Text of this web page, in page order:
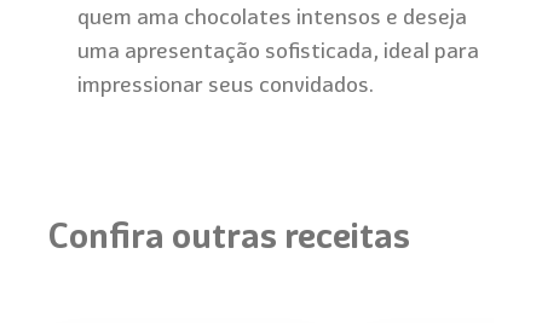
quem ama chocolates intensos e deseja
uma apresentação sofisticada, ideal para
impressionar seus convidados.
Confira outras receitas